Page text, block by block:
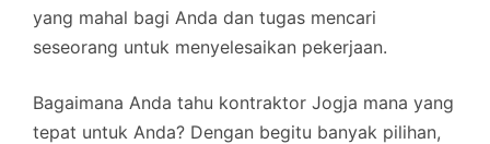
yang mahal bagi Anda dan tugas mencari
seseorang untuk menyelesaikan pekerjaan.
Bagaimana Anda tahu kontraktor Jogja mana yang
tepat untuk Anda? Dengan begitu banyak pilihan,